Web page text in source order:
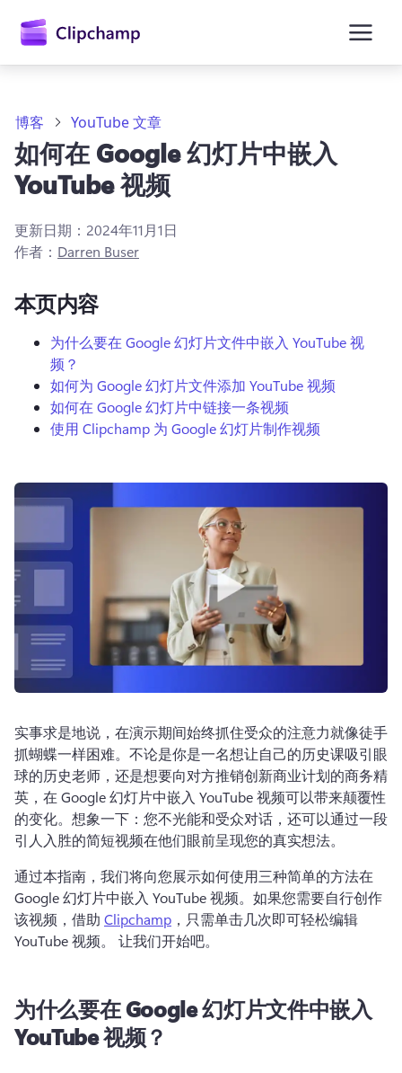
容
登录
博客 YouTube 文章
如何在 Google 幻灯片中嵌入
YouTube 视频
更新日期： 2024年11月1日
作者： Darren Buser
本页内容
为什么要在 Google 幻灯片文件中嵌入 YouTube 视
频？
如何为 Google 幻灯片文件添加 YouTube 视频
如何在 Google 幻灯片中链接一条视频
使用 Clipchamp 为 Google 幻灯片制作视频
实事求是地说，在演示期间始终抓住受众的注意力就像徒手
抓蝴蝶一样困难。 不论是你是一名想让自己的历史课吸引眼
球的历史老师，还是想要向对方推销创新商业计划的商务精
英，在 Google 幻灯片中嵌入 YouTube 视频可以带来颠覆性
的变化。 想象一下：您不光能和受众对话，还可以通过一段
引人入胜的简短视频在他们眼前呈现您的真实想法。
通过本指南，我们将向您展示如何使用三种简单的方法在
Google 幻灯片中嵌入 YouTube 视频。 如果您需要自行创作
该视频，借助 Clipchamp ，只需单击几次即可轻松编辑
YouTube 视频。 让我们开始吧。
为什么要在 Google 幻灯片文件中嵌入
YouTube 视频？